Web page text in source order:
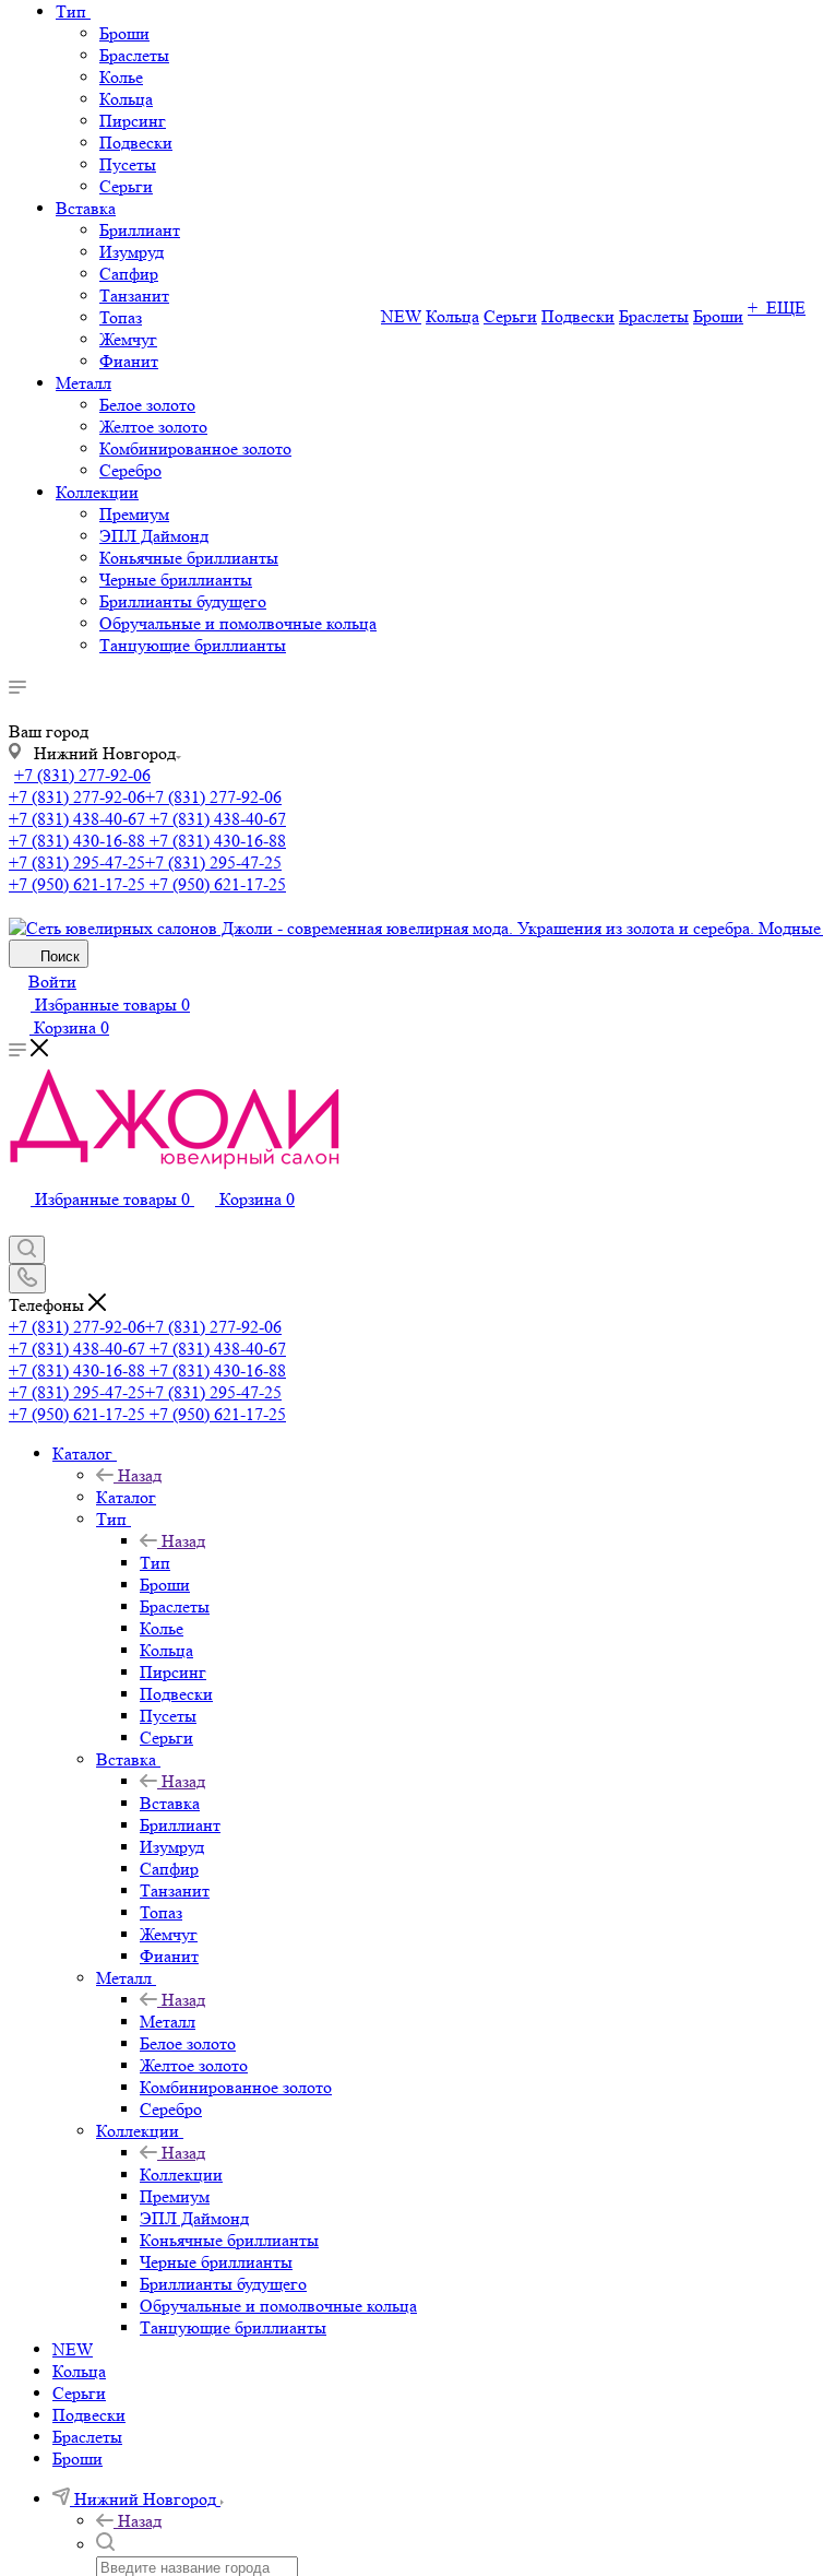
Тип
Броши
Браслеты
Колье
Кольца
Пирсинг
Подвески
Пусеты
Серьги
Вставка
Бриллиант
Изумруд
Сапфир
Танзанит
Топаз
Жемчуг
Фианит
Металл
Белое золото
Желтое золото
Комбинированное золото
Серебро
Коллекции
Премиум
ЭПЛ Даймонд
Коньячные бриллианты
Черные бриллианты
Бриллианты будущего
Обручальные и помолвочные кольца
Танцующие бриллианты
NEW Кольца Серьги Подвески Браслеты Броши + ЕЩЕ
Ваш город
Нижний Новгород
+7 (831) 277-92-06
+7 (831) 277-92-06+7 (831) 277-92-06
+7 (831) 438-40-67 +7 (831) 438-40-67
+7 (831) 430-16-88 +7 (831) 430-16-88
+7 (831) 295-47-25+7 (831) 295-47-25
+7 (950) 621-17-25 +7 (950) 621-17-25
Поиск
Войти
Избранные товары 0
Корзина 0
Избранные товары 0 Корзина 0
Телефоны
+7 (831) 277-92-06+7 (831) 277-92-06
+7 (831) 438-40-67 +7 (831) 438-40-67
+7 (831) 430-16-88 +7 (831) 430-16-88
+7 (831) 295-47-25+7 (831) 295-47-25
+7 (950) 621-17-25 +7 (950) 621-17-25
Каталог
Назад
Каталог
Тип
Назад
Тип
Броши
Браслеты
Колье
Кольца
Пирсинг
Подвески
Пусеты
Серьги
Вставка
Назад
Вставка
Бриллиант
Изумруд
Сапфир
Танзанит
Топаз
Жемчуг
Фианит
Металл
Назад
Металл
Белое золото
Желтое золото
Комбинированное золото
Серебро
Коллекции
Назад
Коллекции
Премиум
ЭПЛ Даймонд
Коньячные бриллианты
Черные бриллианты
Бриллианты будущего
Обручальные и помолвочные кольца
Танцующие бриллианты
NEW
Кольца
Серьги
Подвески
Браслеты
Броши
Нижний Новгород
Назад